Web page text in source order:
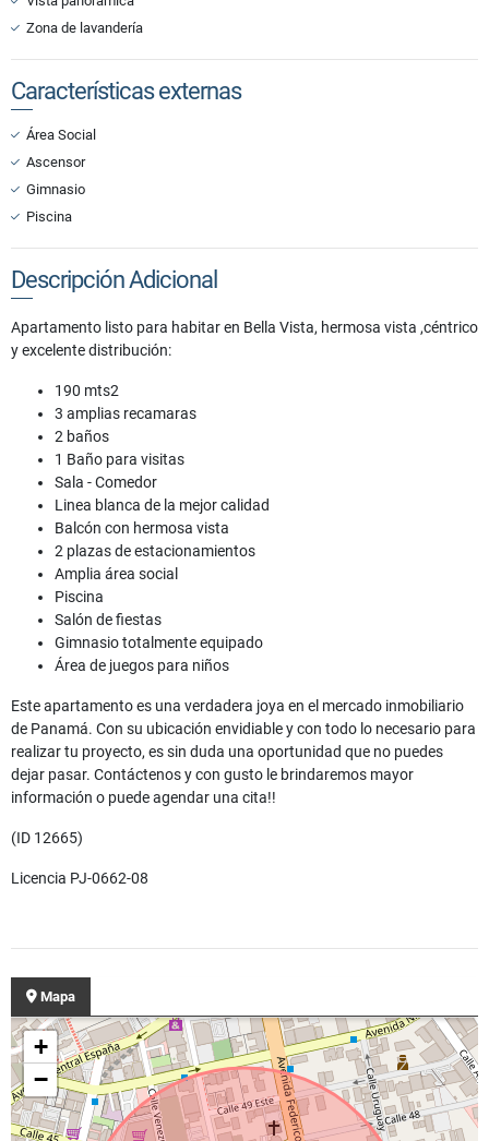
Zona de lavandería
Características externas
Área Social
Ascensor
Gimnasio
Piscina
Descripción Adicional
Apartamento listo para habitar en Bella Vista, hermosa vista ,céntrico
y excelente distribución:
190 mts2
3 amplias recamaras
2 baños
1 Baño para visitas
Sala - Comedor
Linea blanca de la mejor calidad
Balcón con hermosa vista
2 plazas de estacionamientos
Amplia área social
Piscina
Salón de fiestas
Gimnasio totalmente equipado
Área de juegos para niños
Este apartamento es una verdadera joya en el mercado inmobiliario
de Panamá. Con su ubicación envidiable y con todo lo necesario para
realizar tu proyecto, es sin duda una oportunidad que no puedes
dejar pasar. Contáctenos y con gusto le brindaremos mayor
información o puede agendar una cita!!
(ID 12665)
Licencia PJ-0662-08
Mapa
+
−